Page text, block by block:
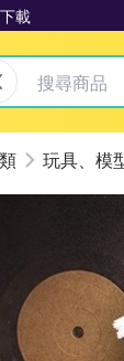
載
玩具、模